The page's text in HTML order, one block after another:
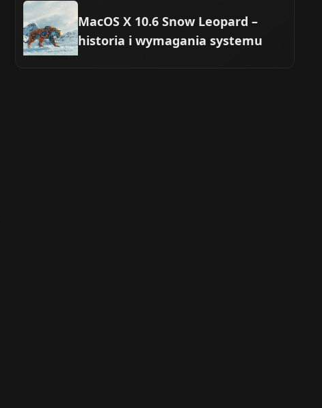
MacOS X 10.6 Snow Leopard –
historia i wymagania systemu